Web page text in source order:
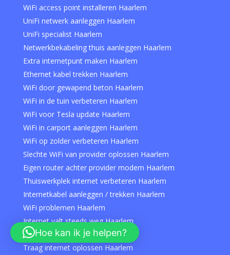
WiFi access point installeren Haarlem
UniFi netwerk aanleggen Haarlem
UniFi specialist Haarlem
Netwerkbekabeling thuis aanleggen Haarlem
Extra internetpunt maken Haarlem
Ethernet kabel trekken Haarlem
WiFi door gewapend beton Haarlem
WiFi in de tuin verbeteren Haarlem
WiFi voor Tesla update Haarlem
WiFi in carport aanleggen Haarlem
WiFi op zolder verbeteren Haarlem
Slechte WiFi van provider oplossen Haarlem
Eigen router achter provider modem Haarlem
Thuiswerkplek internet verbeteren Haarlem
Internetkabel aanleggen / trekken Haarlem
WiFi problemen Haarlem
Internet valt steeds weg Haarlem
WiFi herstellen Haarlem
Traag internet oplossen Haarlem
Hoe kan ik je helpen?